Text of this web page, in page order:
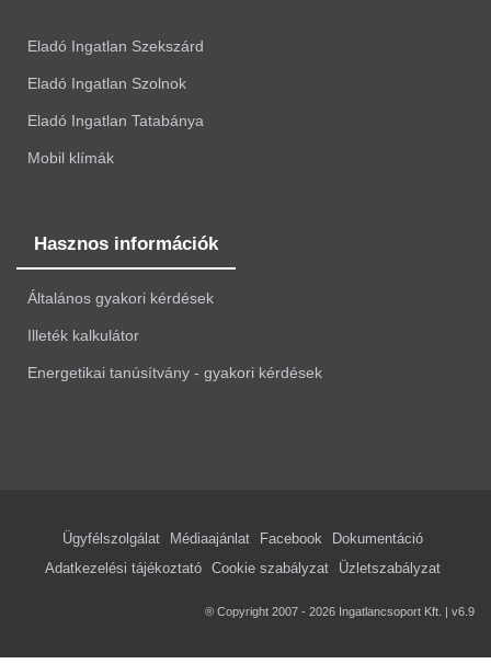
Eladó Ingatlan Szekszárd
Eladó Ingatlan Szolnok
Eladó Ingatlan Tatabánya
Mobil klímák
Hasznos információk
Általános gyakori kérdések
Illeték kalkulátor
Energetikai tanúsítvány - gyakori kérdések
Ügyfélszolgálat Médiaajánlat Facebook
Dokumentáció
Adatkezelési tájékoztató Cookie szabályzat Üzletszabályzat
® Copyright 2007 - 2026 Ingatlancsoport Kft. | v6.9